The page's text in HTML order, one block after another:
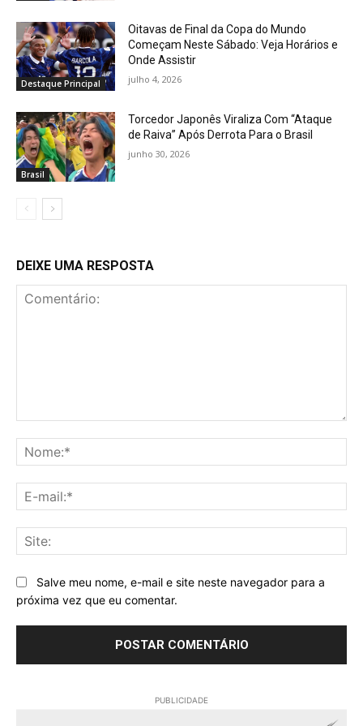
Destaque Principal
Oitavas de Final da Copa do Mundo
Começam Neste Sábado: Veja Horários e
Onde Assistir
julho 4, 2026
Brasil
Torcedor Japonês Viraliza Com “Ataque
de Raiva” Após Derrota Para o Brasil
junho 30, 2026
DEIXE UMA RESPOSTA
Salve meu nome, e-mail e site neste navegador para a
próxima vez que eu comentar.
PUBLICIDADE